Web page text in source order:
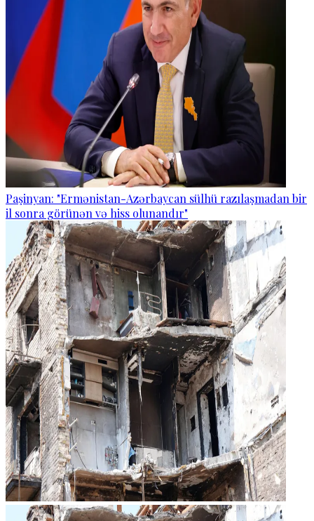
Paşinyan: "Ermənistan-Azərbaycan sülhü razılaşmadan bir
il sonra görünən və hiss olunandır"